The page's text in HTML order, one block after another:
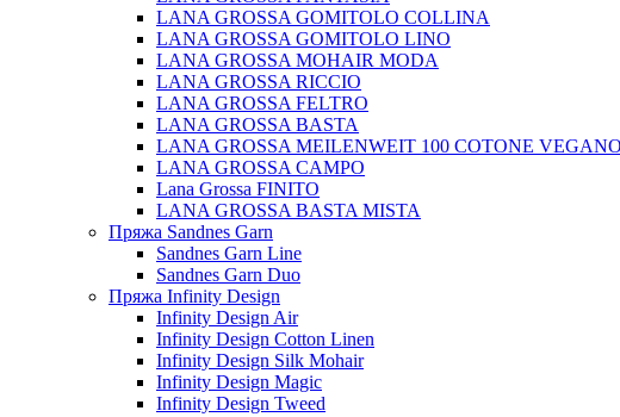
LANA GROSSA GOMITOLO COLLINA
LANA GROSSA GOMITOLO LINO
LANA GROSSA MOHAIR MODA
LANA GROSSA RICCIO
LANA GROSSA FELTRO
LANA GROSSA BASTA
LANA GROSSA MEILENWEIT 100 COTONE
LANA GROSSA CAMPO
Lana Grossa FINITO
LANA GROSSA BASTA MISTA
Пряжа Sandnes Garn
Sandnes Garn Line
Sandnes Garn Duo
Пряжа Infinity Design
Infinity Design Air
Infinity Design Cotton Linen
Infinity Design Silk Mohair
Infinity Design Magic
Infinity Design Tweed